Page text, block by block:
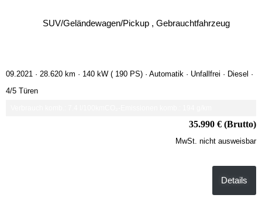
SUV/Geländewagen/Pickup , Gebrauchtfahrzeug
09.2021 · 28.620 km · 140 kW ( 190 PS) · Automatik · Unfallfrei · Diesel ·
4/5 Türen
35.990 € (Brutto)
MwSt. nicht ausweisbar
Details